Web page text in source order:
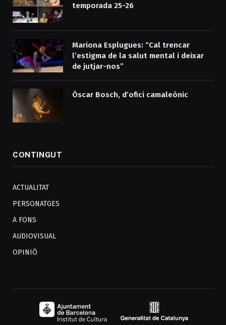
temporada 25-26
Mariona Esplugues: “Cal trencar
l’estigma de la salut mental i deixar
de jutjar-nos”
Òscar Bosch, d’ofici camaleònic
CONTINGUT
ACTUALITAT
PERSONATGES
A FONS
AUDIOVISUAL
OPINIÓ